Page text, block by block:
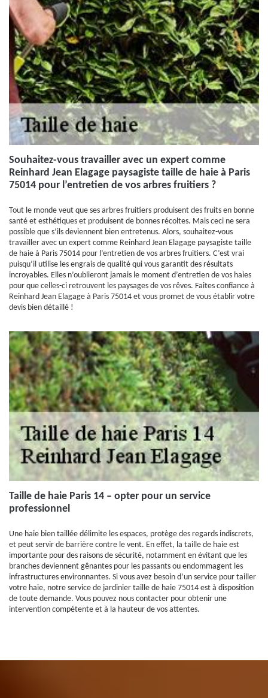
Souhaitez-vous travailler avec un expert comme
Reinhard Jean Elagage paysagiste taille de haie à Paris
75014 pour l’entretien de vos arbres fruitiers ?
Tout le monde veut que ses arbres fruitiers produisent des fruits en bonne
santé et esthétiques et produisent de bonnes récoltes. Mais ceci ne sera
possible que s’ils deviennent bien entretenus. Alors, souhaitez-vous
travailler avec un expert comme Reinhard Jean Elagage paysagiste taille
de haie à Paris 75014 pour l’entretien de vos arbres fruitiers. C’est vrai
puisqu’il utilise les engrais de qualité qui vous garantit des résultats
incroyables. Elles n’oublieront jamais le moment d’entretien de vos haies
pour que celles-ci retrouvent les paysages de vos rêves. Faites confiance à
Reinhard Jean Elagage à Paris 75014 et vous promet de vous établir votre
devis bien détaillé !
Taille de haie Paris 14 – opter pour un service
professionnel
Une haie bien taillée délimite les espaces, protège des regards indiscrets,
et peut servir de barrière contre le vent. En effet, la taille de haie est
importante pour des raisons de sécurité, notamment en évitant que les
branches deviennent gênantes pour les passants ou endommagent les
infrastructures environnantes. Si vous avez besoin d’un service pour tailler
votre haie, notre service de jardinier taille de haie 75014 est à disposition
de toute demande. Vous pouvez nous contacter pour obtenir une
intervention compétente et à la hauteur de vos attentes.